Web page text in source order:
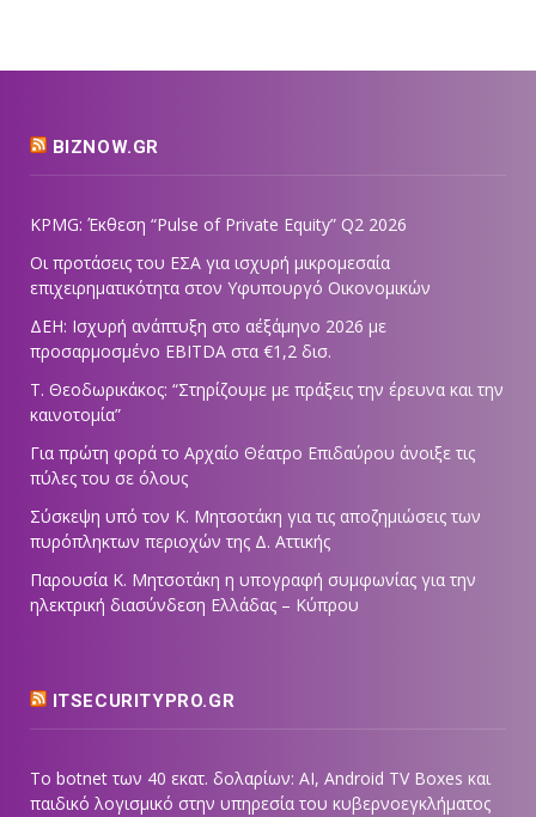
BIZNOW.GR
KPMG: Έκθεση “Pulse of Private Equity” Q2 2026
Οι προτάσεις του ΕΣΑ για ισχυρή μικρομεσαία
επιχειρηματικότητα στον Υφυπουργό Οικονομικών
ΔΕΗ: Ισχυρή ανάπτυξη στο α΄εξάμηνο 2026 με
προσαρμοσμένο EBITDA στα €1,2 δισ.
Τ. Θεοδωρικάκος: “Στηρίζουμε με πράξεις την έρευνα και την
καινοτομία”
Για πρώτη φορά το Αρχαίο Θέατρο Επιδαύρου άνοιξε τις
πύλες του σε όλους
Σύσκεψη υπό τον Κ. Μητσοτάκη για τις αποζημιώσεις των
πυρόπληκτων περιοχών της Δ. Αττικής
Παρουσία Κ. Μητσοτάκη η υπογραφή συμφωνίας για την
ηλεκτρική διασύνδεση Ελλάδας – Κύπρου
ITSECURITYPRO.GR
Το botnet των 40 εκατ. δολαρίων: AI, Android TV Boxes και
παιδικό λογισμικό στην υπηρεσία του κυβερνοεγκλήματος